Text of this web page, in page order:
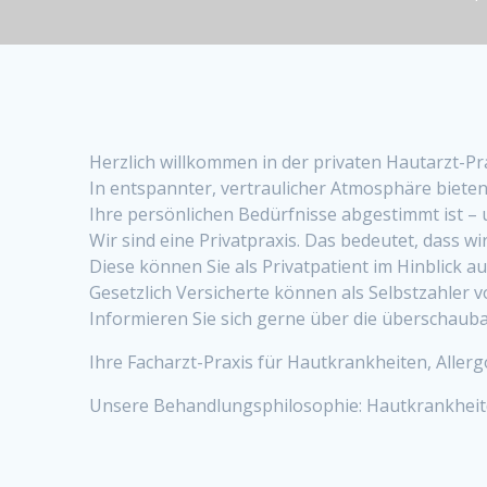
Herzlich willkommen in der privaten Hautarzt-
In entspannter, vertraulicher Atmosphäre
Ihre persönlichen Bedürfnisse abgestimmt ist
Wir sind eine Privatpraxis. Das bedeutet, dass
Diese können Sie als Privatpatient im Hinblick
Gesetzlich Versicherte können als Selbstzahler
Informieren Sie sich gerne über die
Ihre Facharzt-Praxis für Hautkrankheiten,
Unsere Behandlungsphilosophie: